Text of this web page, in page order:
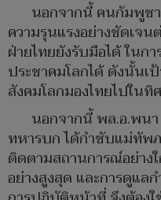
นอกจากนี้ คนกัมพูชา
ความรุนแรงอย่างชัดเจน
ฝ่ายไทยยังรับมือได้ ในก
ประชาคมโลกได้ ดังนั้น
สังคมโลกมองไทยไปในทิ
นอกจากนี้ พล.อ.พน
ทหารบก ได้กำชับแม่ทัพ
ติดตามสถานการณ์อย่าง
อย่างสูงสุด และการดูแล